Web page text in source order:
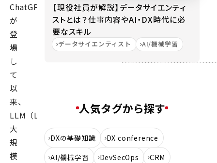
ChatGPT
が
登
場
し
て
以
来、
LLM（LargeLanguageModels、
大
規
模
【現役社員が解説】データサイエンティ
ストとは？仕事内容やAI・DX時代に必
要なスキル
データサイエンティスト AI/機械学習
人気タグから探す
DXの基礎知識
DX conference
AI/機械学習
DevSecOps
CRM